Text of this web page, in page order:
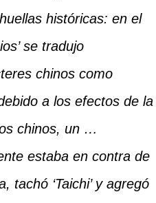
históricas: en el
se tradujo
chinos como
debido a los efectos de la
chinos, un …
estaba en contra de
tachó ‘Taichi’ y agregó